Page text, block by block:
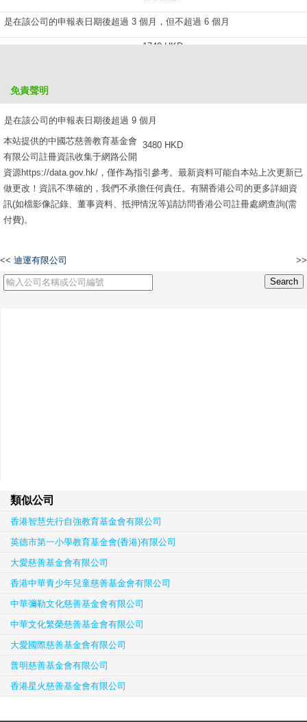
是在該公司的申報表日期後超過 3 個月，但不超過 6 個月
1740 HKD
是在該公司的申報表日期後超過 9 個月
3480 HKD
免責聲明
本站提供的中國芯慈善教育基金會
有限公司註冊資訊收集于網路公開
資源https://data.gov.hk/，僅作為指引參考。最新資料可能自本站上次更新已
做更改！資訊不準確的，我們不承擔任何責任。有關香港公司的更多詳細資
訊(如檔影像記錄、董事資料、抵押情況等)請訪問香港公司註冊處網查詢(需
付費)。
<< 迪運有限公司 >>
類似公司
香港智慧先行自強教育基金會有限公司
英德市第一小學教育基金會(香港)有限公司
大愛慈善基金會有限公司
香港中華青少年兒童慈善基金會有限公司
中華彌勒文化慈善基金會有限公司
中華文化繁榮慈善基金會有限公司
大愛國際慈善基金會有限公司
普明慈善基金會有限公司
香港星火慈善基金會有限公司